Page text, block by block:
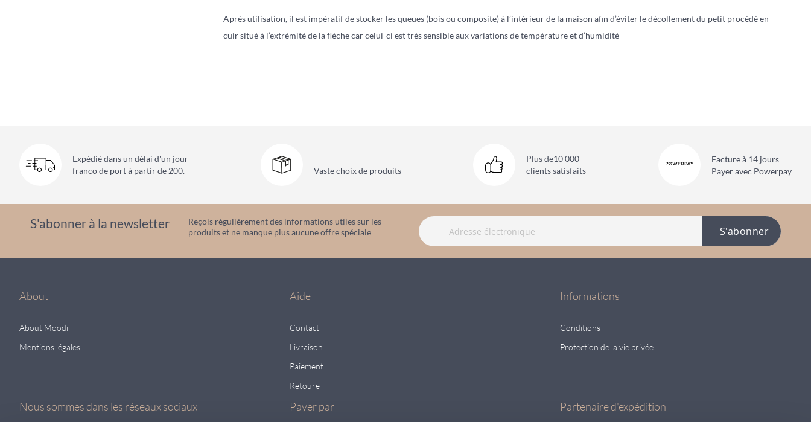
Après utilisation, il est impératif de stocker les queues (bois ou composite) à l’intérieur de la maison afin d’éviter le décollement du petit procédé en
cuir situé à l’extrémité de la flèche car celui-ci est très sensible aux variations de température et d’humidité
Expédié dans un délai d'un jour
franco de port à partir de 200.
Vaste choixde produits
Plus de10 000
clients satisfaits
Facture à 14 jours
Payer avec Powerpay
S'abonner à la newsletter
Reçois régulièrement des informations utiles sur les
produits et ne manque plus aucune offre spéciale
S'abonner
About
About Moodi
Mentions légales
Aide
Contact
Livraison
Paiement
Retoure
Informations
Conditions
Protection de la vie privée
Nous sommes dans les réseaux sociaux Payer par Partenaire d'expédition